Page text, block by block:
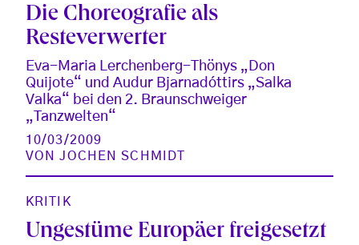
Die Choreografie als
Resteverwerter
Eva-Maria Lerchenberg-Thönys „Don
Quijote“ und Audur Bjarnadóttirs „Salka
Valka“ bei den 2. Braunschweiger
„Tanzwelten“
10/03/2009
VONJOCHEN SCHMIDT
KRITIK
Ungestüme Europäer freigesetzt